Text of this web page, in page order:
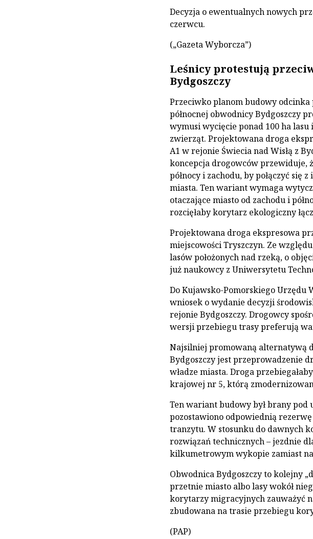
Decyzja o ewentualnych nowych
czerwcu.
(„Gazeta Wyborcza”)
Leśnicy protestują
Bydgoszczy
Przeciwko planom budowy
północnej obwodnicy Bydgoszczy
wymusi wycięcie ponad 100 ha
zwierząt. Projektowana droga
A1 w rejonie Świecia nad Wisłą z
koncepcja drogowców przewiduje,
północy i zachodu, by połączyć się
miasta. Ten wariant wymaga
otaczające miasto od zachodu i
rozcięłaby korytarz ekologiczny
Projektowana droga ekspresowa
miejscowości Tryszczyn. Ze
lasów położonych nad rzeką, o
już naukowcy z Uniwersytetu
Do Kujawsko-Pomorskiego Urzędu
wniosek o wydanie decyzji
rejonie Bydgoszczy. Drogowcy
wersji przebiegu trasy preferują
Najsilniej promowaną alternatywą
Bydgoszczy jest przeprowadzenie
władze miasta. Droga
krajowej nr 5, którą
Ten wariant budowy był brany pod
pozostawiono odpowiednią
tranzytu. W stosunku do dawnych
rozwiązań technicznych – jezdnie
kilkumetrowym wykopie zamiast
Obwodnica Bydgoszczy to kolejny
przetnie miasto albo lasy wokół
korytarzy migracyjnych zauważyć
zbudowana na trasie przebiegu
(PAP)